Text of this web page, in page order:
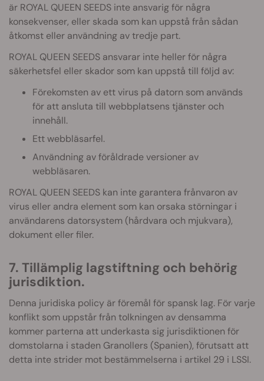
är ROYAL QUEEN SEEDS inte ansvarig för några
konsekvenser, eller skada som kan uppstå från sådan
åtkomst eller användning av tredje part.
ROYAL QUEEN SEEDS ansvarar inte heller för några
säkerhetsfel eller skador som kan uppstå till följd av:
Förekomsten av ett virus på datorn som används
för att ansluta till webbplatsens tjänster och
innehåll.
Ett webbläsarfel.
Användning av föråldrade versioner av
webbläsaren.
ROYAL QUEEN SEEDS kan inte garantera frånvaron av
virus eller andra element som kan orsaka störningar i
användarens datorsystem (hårdvara och mjukvara),
dokument eller filer.
7. Tillämplig lagstiftning och behörig
jurisdiktion.
Denna juridiska policy är föremål för spansk lag. För varje
konflikt som uppstår från tolkningen av densamma
kommer parterna att underkasta sig jurisdiktionen för
domstolarna i staden Granollers (Spanien), förutsatt att
detta inte strider mot bestämmelserna i artikel 29 i LSSI.